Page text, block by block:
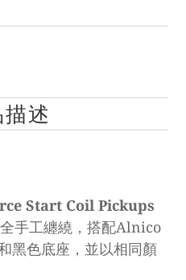
述
Start Coil Pickups
手工纏繞，搭配Alnico
黑色底座，並以相同顏